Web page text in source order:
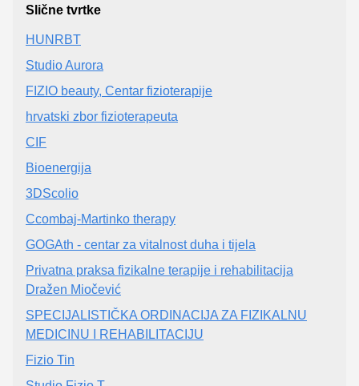
Slične tvrtke
HUNRBT
Studio Aurora
FIZIO beauty, Centar fizioterapije
hrvatski zbor fizioterapeuta
CIF
Bioenergija
3DScolio
Ccombaj-Martinko therapy
GOGAth - centar za vitalnost duha i tijela
Privatna praksa fizikalne terapije i rehabilitacija
Dražen Miočević
SPECIJALISTIČKA ORDINACIJA ZA FIZIKALNU
MEDICINU I REHABILITACIJU
Fizio Tin